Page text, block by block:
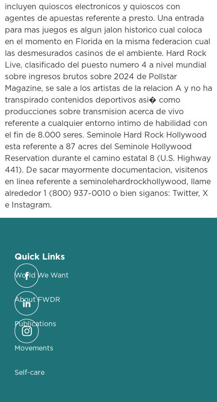
incluyen quioscos electronicos y quioscos con
agentes de apuestas referente a presto. Una entrada
para mas juegos es algun jalon historico cual coloca
en el momento en Florida en la misma federacion cual
las desmesurados casinos de el ambiente. Hard Rock
Live, clasificado del puesto numero 4 a nivel mundial
sobre ingresos brutos sobre 2024 de Pollstar
Magazine, se sale a los artistas de la relacion A y no ha
transpirado contenidos deportivos asi� como
producciones sobre transmision acerca de vivo
referente a cualquier entorno intimo de habilidad con
el fin de 8.000 seres. Seminole Hard Rock Hollywood
esta referente a 87 acres del Seminole Hollywood
Reservation durante el camino estatal 8 (U.S. Highway
441). De sacar mayormente documentacion, visitenos
en linea referente a seminolehardrockhollywood, llame
alrededor 1 (800) 937-0010 o bien siganos: Twitter, X
e Instagram.
Quick Links
World We Want
About FWDR
Publications
Movements
Self-care